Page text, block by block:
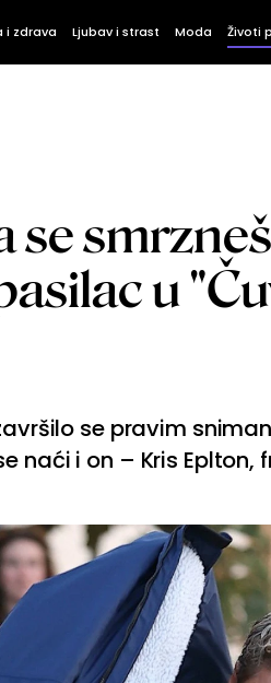
i zdrava Ljubav i strast Moda Životi
se
u
se pravim
naći i on – Kris Eplton,